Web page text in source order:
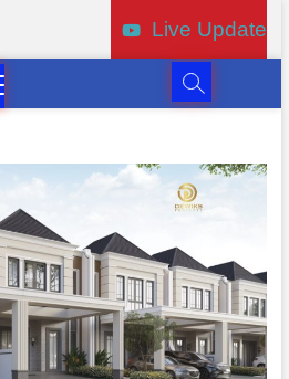
Live Update